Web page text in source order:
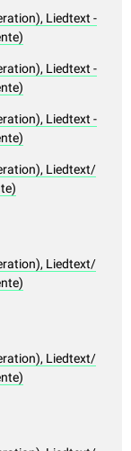
Liedtext -
Liedtext -
Liedtext -
Liedtext/
Liedtext/
Liedtext/